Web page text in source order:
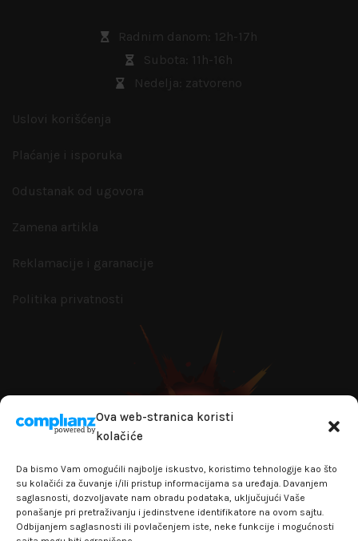
Ova web-stranica koristi
kolačiće
Da bismo Vam omogućili najbolje iskustvo, koristimo tehnologije kao što
su kolačići za čuvanje i/ili pristup informacijama sa uređaja. Davanjem
saglasnosti, dozvoljavate nam obradu podataka, uključujući Vaše
ponašanje pri pretraživanju i jedinstvene identifikatore na ovom sajtu.
Odbijanjem saglasnosti ili povlačenjem iste, neke funkcije i mogućnosti
Radnim danom: 12h-17h
Subota: 11h-16h
Nedelja: zatvoreno
Uslovi korišćenja
Plaćanje i isporuka
Odustanak od ugovora
Zamena artikla
Reklamacije i garanacije
Politika privatnosti